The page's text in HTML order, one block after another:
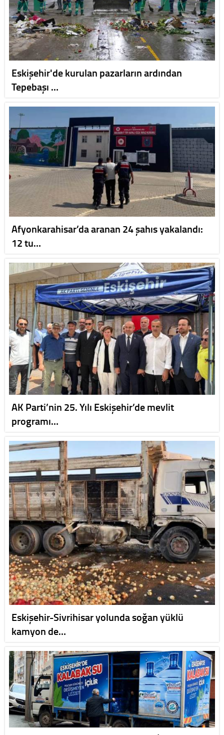
Eskişehir'de kurulan pazarların ardından
Tepebaşı …
Afyonkarahisar’da aranan 24 şahıs yakalandı:
12 tu…
AK Parti’nin 25. Yılı Eskişehir’de mevlit
programı…
Eskişehir-Sivrihisar yolunda soğan yüklü
kamyon de…